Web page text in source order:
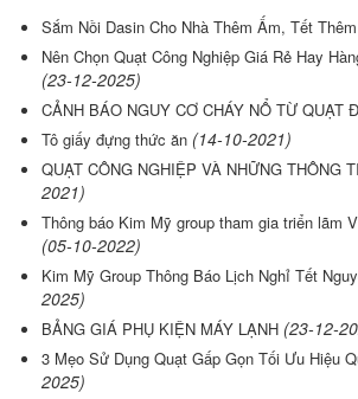
Sắm Nồi Dasin Cho Nhà Thêm Ấm, Tết
Nên Chọn Quạt Công Nghiệp Giá Rẻ Hay
(23-12-2025)
CẢNH BÁO NGUY CƠ CHÁY NỔ TỪ QUẠT
Tô giấy đựng thức ăn (14-10-2021)
QUẠT CÔNG NGHIỆP VÀ NHỮNG THÔNG
2021)
Thông báo Kim Mỹ group tham gia triển lãm
(05-10-2022)
Kim Mỹ Group Thông Báo Lịch Nghỉ Tết
2025)
BẢNG GIÁ PHỤ KIỆN MÁY LẠNH (23-12-
3 Mẹo Sử Dụng Quạt Gấp Gọn Tối Ưu Hiệu
2025)